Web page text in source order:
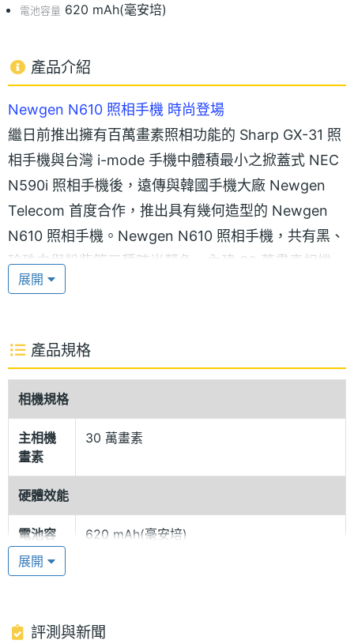
電池容量 620 mAh(毫安培)
產品介紹
Newgen N610 照相手機 時尚登場
繼日前推出擁有百萬畫素照相功能的 Sharp GX-31 照
相手機與台灣 i-mode 手機中體積最小之掀蓋式 NEC
N590i 照相手機後，遠傳與韓國手機大廠 Newgen
Telecom 首度合作，推出具有幾何造型的 Newgen
N610 照相手機。Newgen N610 照相手機，共有黑、
珍珠白與粉紫等三種時尚顏色、內建 30 萬畫素相機、
手機內螢幕為六萬五千色之 TFT LCD 螢幕，畫質清晰
受。
手機族發揮創意，從五官、髮型、服裝至配飾任意搭
配，暢玩變裝遊戲，幫自己與朋友化身為喜愛的卡通
人物造型，量身訂做成「來電圖像」或「背景圖
案」，也可以選擇發送個人化的多媒體訊息，讓溝通
更酷炫有型。此外，Newgen N610 照相手機內建 30
萬畫素 CMOS 數位相機，擁有 4 倍數位變焦，還可以
像錄製與 14 組大頭相框編輯等超強功能，讓玩家愛不
展開
產品規格
相機規格
主相機
畫素
30 萬畫素
硬體效能
電池容
量
620 mAh(毫安培)
展開
評測與新聞